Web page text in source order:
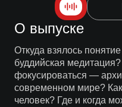
О выпуске
Откуда взялось
буддийская
фокусироваться —
современном мире?
человек? Где и когда